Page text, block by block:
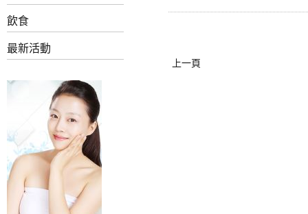
飲食
最新活動
上一頁